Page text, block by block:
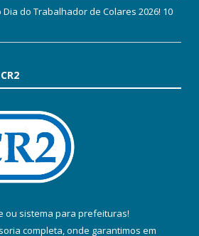
do Trabalhador de Colares 2026! 10
ou sistema para prefeituras!
completa, onde garantimos em